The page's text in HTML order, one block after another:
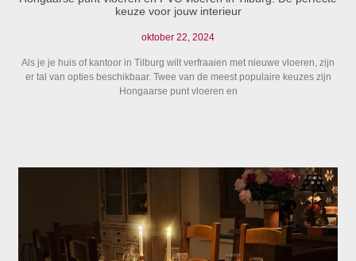
keuze voor jouw interieur
oktober 22, 2024
Als je je huis of kantoor in Tilburg wilt verfraaien met nieuwe vloeren, zijn
er tal van opties beschikbaar. Twee van de meest populaire keuzes zijn
Hongaarse punt vloeren en